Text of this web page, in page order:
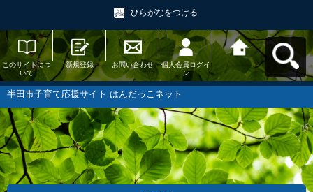
ひらがなをつける
このサイトにつ
いて
新規登録 お問い合わせ
個人会員ログイ
ン
半田市子育て応
援サイト はんだ
っこネットへ戻
半田市子育て応援サイト はんだっこネット